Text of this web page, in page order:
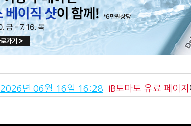
2026년 06월 16일 16:28 IB토마토 유료 페이지